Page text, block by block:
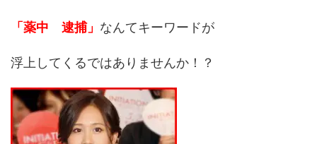
「薬中 逮捕」 なんてキーワードが
浮上してくるではありませんか！？